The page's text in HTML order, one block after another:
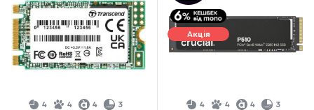
4 4 4 3
Акція
4 4 4 3